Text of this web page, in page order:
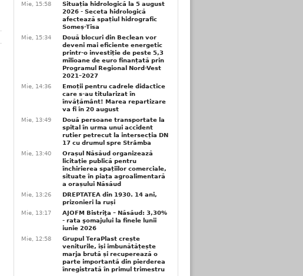
Mie, 15:58
Situația hidrologică la 5 august
2026 - Seceta hidrologică
afectează spațiul hidrografic
Someș-Tisa
Mie, 15:34
Două blocuri din Beclean vor
deveni mai eficiente energetic
printr-o investiție de peste 5,3
milioane de euro finanțată prin
Programul Regional Nord-Vest
2021–2027
Mie, 14:36
Emoții pentru cadrele didactice
care s-au titularizat în
învățământ! Marea repartizare
va fi în 20 august
Mie, 13:49
Două persoane transportate la
spital în urma unui accident
rutier petrecut la intersecția DN
17 cu drumul spre Strâmba
Mie, 13:40
Orașul Năsăud organizează
licitație publică pentru
închirierea spațiilor comerciale,
situate în piața agroalimentară
a orașului Năsăud
Mie, 13:26
DREPTATEA din 1930. 14 ani,
prizonieri la ruși
Mie, 13:17
AJOFM Bistriţa – Năsăud: 3,30%
- rata şomajului la finele lunii
iunie 2026
Mie, 12:58
Grupul TeraPlast crește
veniturile, își îmbunătățește
marja brută și recuperează o
parte importantă din pierderea
înregistrată în primul trimestru